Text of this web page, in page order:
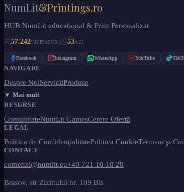
NumLit&Printings.ro
HUB NumLit educațional & Print Personalizat
57.242VIZITATORI 53AZI
Facebook Instagram WhatsApp YouTube
NAVIGARE
Despre NoiServiciiProduse
▼ Mai mult
RESURSE
ComunitateNumLit GamesCerere Ofertă
LEGAL
Politica de ConfidenţialitatePolitica CookieTermeni şi
CONTACT
comenzi@numlit.eu+40 721 10 10 20
Brasov, str Zizinului nr. 109 Bis